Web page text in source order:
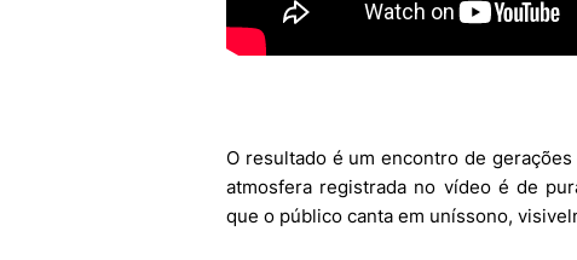
O resultado é um encontro de
atmosfera registrada no vídeo é de
que o público canta em uníssono,